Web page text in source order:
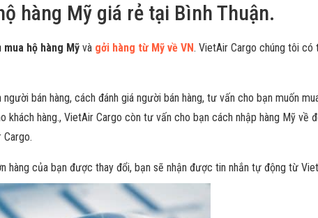
hàng Mỹ giá rẻ tại Bình Thuận.
mua hộ hàng Mỹ và gởi hàng từ Mỹ về VN. VietAir Cargo chúng tôi có
bán hàng, cách đánh giá người bán hàng, tư vấn cho bạn muốn
hàng., VietAir Cargo còn tư vấn cho bạn cách nhập hàng Mỹ về
hàng của bạn được thay đổi, bạn sẽ nhận được tin nhắn tự động từ